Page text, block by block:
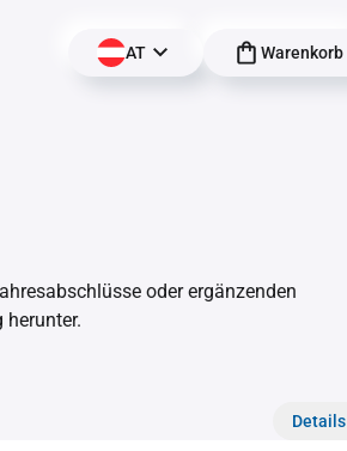
AT Warenkorb
oder ergänzenden
Details